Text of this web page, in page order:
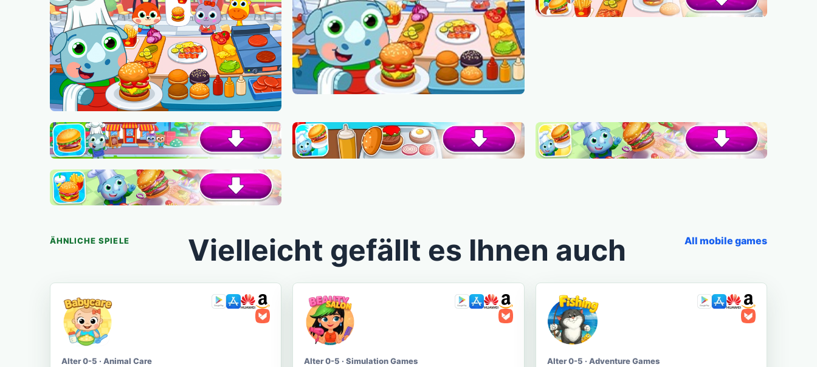
ÄHNLICHE SPIELE Vielleicht gefällt es Ihnen auch All mobile games
Alter 0-5 · Animal Care Alter 0-5 · Simulation Games Alter 0-5 · Adventure Games